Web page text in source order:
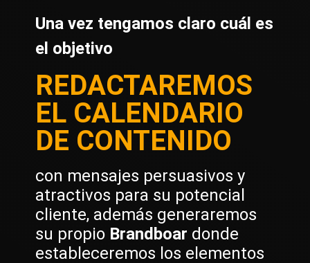
Una vez tengamos claro cuál es
el objetivo
REDACTAREMOS
EL CALENDARIO
DE CONTENIDO
con mensajes persuasivos y
atractivos para su potencial
cliente, además generaremos
su propio Brandboar donde
estableceremos los elementos